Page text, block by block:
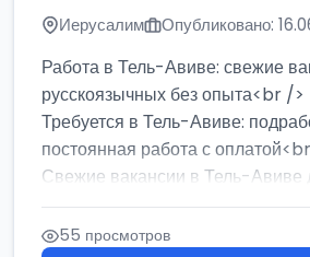
Иерусалим Опубликовано:
Работа в Тель-Авиве: свежие
русскоязычных без опыта<br />
Требуется в Тель-Авиве:
постоянная работа с
Свежие вакансии в Тель-Авиве
женщин от хозя...
55 просмотров